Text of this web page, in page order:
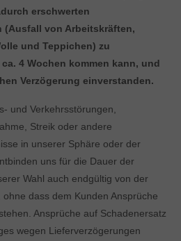
erschwerten
von Arbeitskräften,
und Teppichen) zu
4 Wochen kommen kann, und
Verzögerung einverstanden.
und Verkehrsstörungen,
Streik oder andere
in unserer Sphäre oder der
uns für die Dauer der
Wahl auch endgültig von der
dass dem Kunden Ansprüche
Ansprüche auf Schadenersatz
wegen Lieferverzögerungen